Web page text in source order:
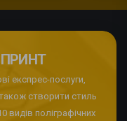
ПРИНТ
експрес-послуги,
створити стиль
видів поліграфічних